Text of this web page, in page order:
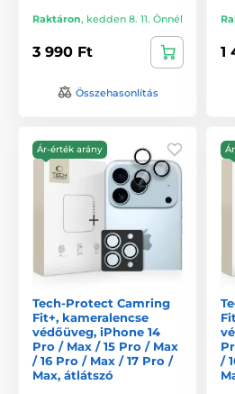
Raktáron, kedden 8. 11. Önnél
3 990 Ft
Összehasonlítás
1
Ár-érték arány
Tech-Protect Camring
Fit+, kameralencse
védőüveg, iPhone 14
Pro / Max / 15 Pro / Max
/ 16 Pro / Max / 17 Pro /
Max, átlátszó
/